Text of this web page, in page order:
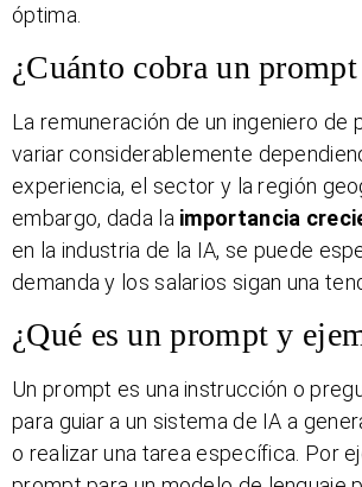
óptima.
¿Cuánto cobra un
La remuneración de un ingeniero de
variar considerablemente
experiencia, el sector y la región
embargo, dada la importancia
en la industria de la IA, se puede
demanda y los salarios sigan una
¿Qué es un prompt y
Un prompt es una instrucción o
para guiar a un sistema de IA a
o realizar una tarea específica. Por